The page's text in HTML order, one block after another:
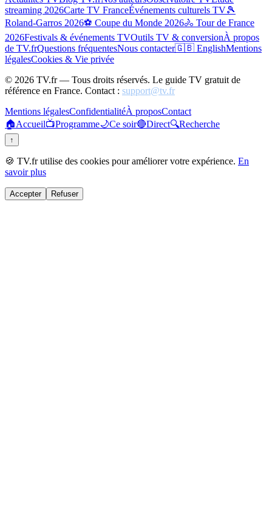
streaming 2026Carte TV FranceÉvénements culturels TV🎾
Roland-Garros 2026⚽ Coupe du Monde 2026🚴 Tour de France
2026Festivals & événements TVOutils TV & conversionÀ propos
de TV.frQuestions fréquentesNous contacter🇬🇧 EnglishMentions
légalesCookies & Vie privée
© 2026 TV.fr — Tous droits réservés. Le guide TV gratuit de
référence en France. Contact : support@tv.fr
Mentions légalesConfidentialitéÀ proposContact
🏠Accueil📺Programme🌙Ce soir🔴Direct🔍Recherche
↑
🍪 TV.fr utilise des cookies pour améliorer votre expérience. En
savoir plus
Accepter Refuser